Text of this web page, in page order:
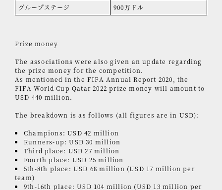
グループステージ
900万ドル
Prize money
The associations were also given an update regarding
the prize money for the competition.
As mentioned in the FIFA Annual Report 2020, the
FIFA World Cup Qatar 2022 prize money will amount to
USD 440 million.
The breakdown is as follows (all figures are in USD):
Champions: USD 42 million
Runners-up: USD 30 million
Third place: USD 27 million
Fourth place: USD 25 million
5th-8th place: USD 68 million (USD 17 million per
team)
9th-16th place: USD 104 million (USD 13 million per